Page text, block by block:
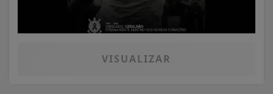
VISUALIZAR